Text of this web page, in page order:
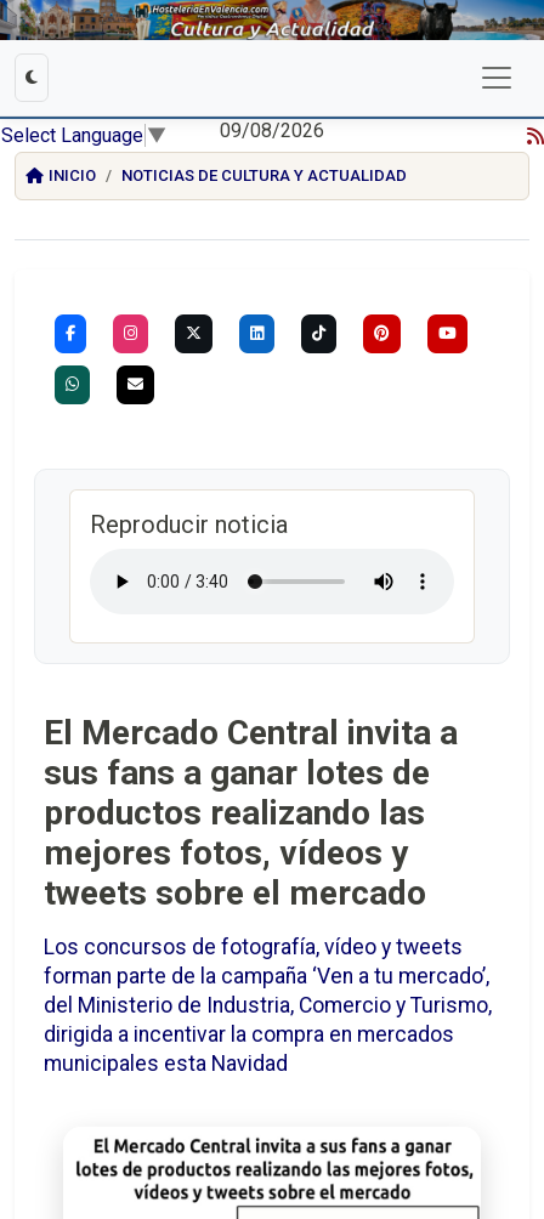
Select Language ▼ 09/08/2026
INICIO NOTICIAS DE CULTURA Y ACTUALIDAD
Reproducir noticia
El Mercado Central invita a
sus fans a ganar lotes de
productos realizando las
mejores fotos, vídeos y
tweets sobre el mercado
Los concursos de fotografía, vídeo y tweets
forman parte de la campaña ‘Ven a tu mercado’,
del Ministerio de Industria, Comercio y Turismo,
dirigida a incentivar la compra en mercados
municipales esta Navidad